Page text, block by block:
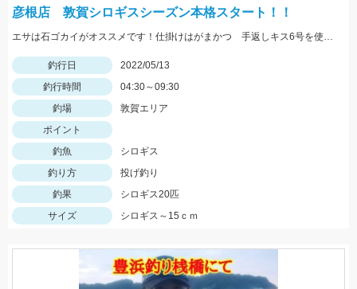
彦根店 敦賀シロギスシーズン本格スタート！！
エサは石ゴカイがオススメです！仕掛けはがまかつ 手返しキス6号を使用しました
釣行日
2022/05/13
釣行時間
04:30～09:30
釣場
敦賀エリア
ポイント
釣魚
シロギス
釣り方
投げ釣り
釣果
シロギス20匹
サイズ
シロギス～15ｃｍ